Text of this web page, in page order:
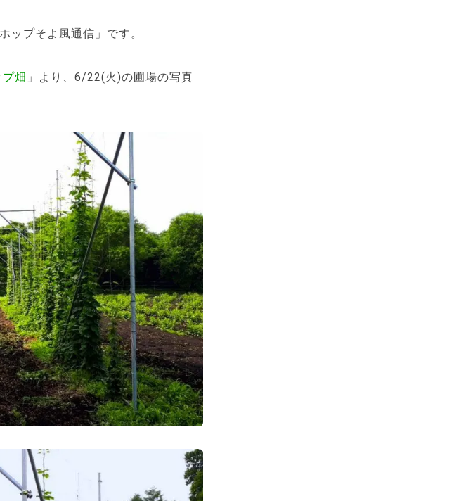
ップそよ風通信」です。
畑 」より、6/22(火)の圃場の写真